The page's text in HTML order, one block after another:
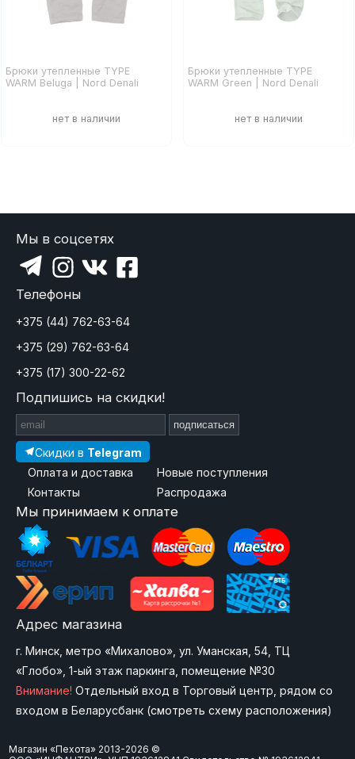
Брюки утепленные TYPE
WARM Beluga | Nord Denali
Брюки утепленные TYPE
WARM Green | Nord Denali
Мы в соцсетях
Телефоны
+375 (44) 762-63-64
+375 (29) 762-63-64
+375 (17) 300-22-62
Подпишись на скидки!
подписаться
Скидки в Telegram
Оплата и доставка
Контакты
Новые поступления
Распродажа
Мы принимаем к оплате
Адрес магазина
г. Минск, метро «Михалово», ул. Уманская, 54, ТЦ
«Глобо», 1-ый этаж паркинга, помещение №30
Внимание! Отдельный вход в Торговый центр, рядом со
входом в Беларусбанк (смотреть схему расположения)
Магазин «Пехота» 2013-2026 ©